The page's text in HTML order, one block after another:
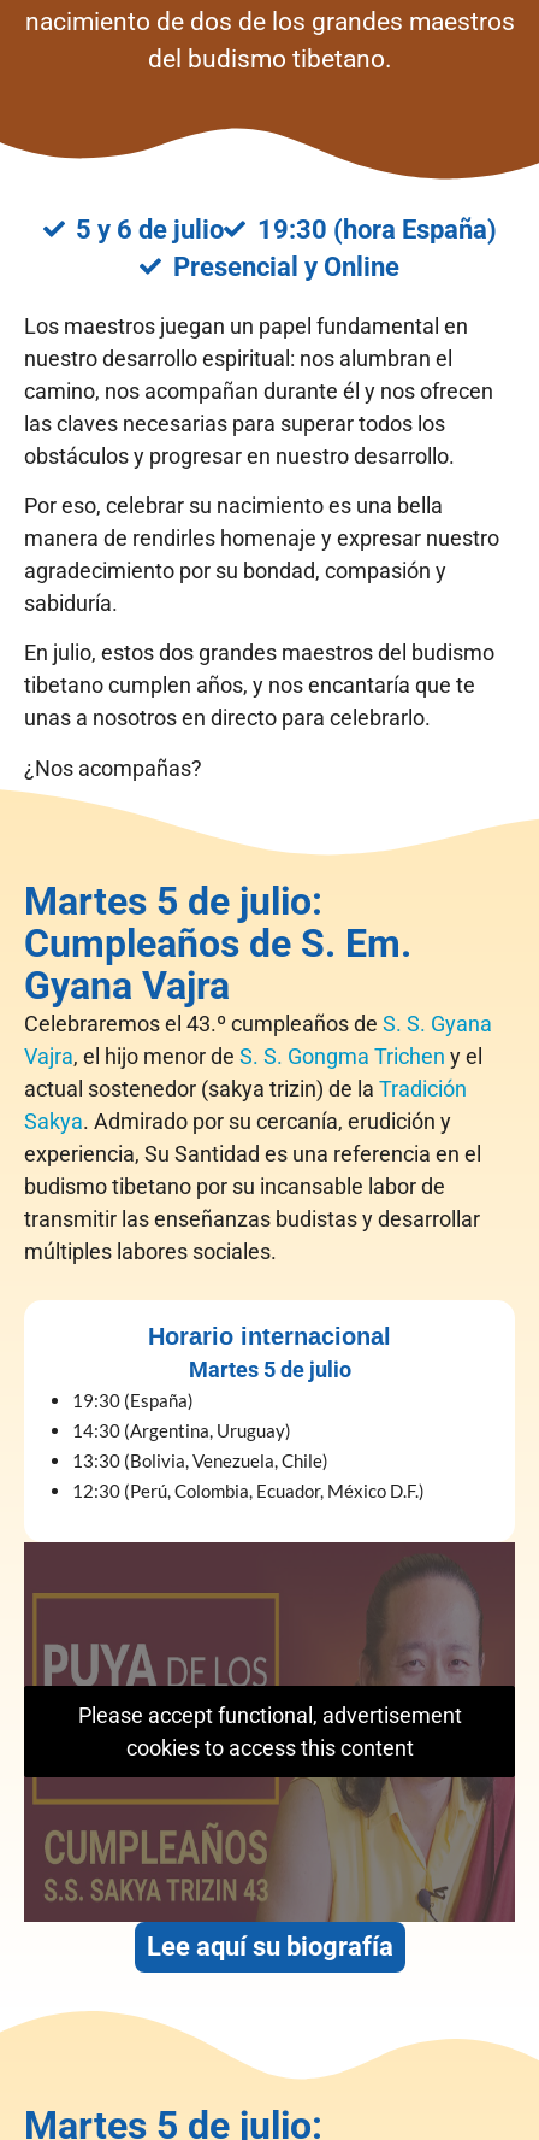
nacimiento de dos de los grandes maestros
del budismo tibetano.
5 y 6 de julio
19:30 (hora España)
Presencial y Online
Los maestros juegan un papel fundamental en
nuestro desarrollo espiritual: nos alumbran el
camino, nos acompañan durante él y nos ofrecen
las claves necesarias para superar todos los
obstáculos y progresar en nuestro desarrollo.
Por eso, celebrar su nacimiento es una bella
manera de rendirles homenaje y expresar nuestro
agradecimiento por su bondad, compasión y
sabiduría.
En julio, estos dos grandes maestros del budismo
tibetano cumplen años, y nos encantaría que te
unas a nosotros en directo para celebrarlo.
¿Nos acompañas?
Martes 5 de julio:
Cumpleaños de S. Em.
Gyana Vajra
Celebraremos el 43.º cumpleaños de S. S. Gyana
Vajra, el hijo menor de S. S. Gongma Trichen y el
actual sostenedor (sakya trizin) de la Tradición
Sakya. Admirado por su cercanía, erudición y
experiencia, Su Santidad es una referencia en el
budismo tibetano por su incansable labor de
transmitir las enseñanzas budistas y desarrollar
múltiples labores sociales.
Horario internacional
Martes 5 de julio
19:30 (España)
14:30 (Argentina, Uruguay)
13:30 (Bolivia, Venezuela, Chile)
12:30 (Perú, Colombia, Ecuador, México D.F.)
Please accept functional, advertisement
cookies to access this content
Lee aquí su biografía
Martes 5 de julio: